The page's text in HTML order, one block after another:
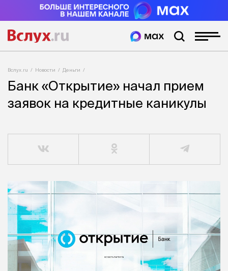
Вслух.ru Новости Деньги
Банк «Открытие» начал прием
заявок на кредитные каникулы